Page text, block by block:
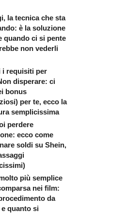
la tecnica che sta
è la soluzione
quando ci si pente
non vederli
i requisiti per
disperare: ci
bonus
per te, ecco la
semplicissima
perdere
ecco come
soldi su Shein,
più semplice
nei film:
da
quanto si